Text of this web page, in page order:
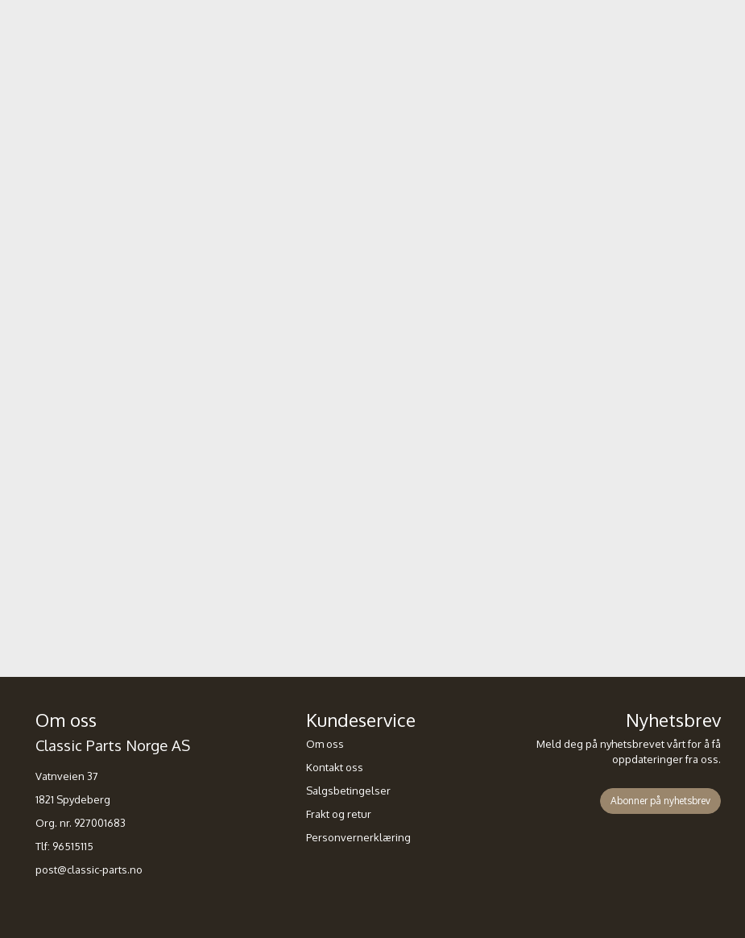
Om oss
Classic Parts Norge AS
Vatnveien 37
1821 Spydeberg
Org. nr. 927001683
Tlf: 96515115
post@classic-parts.no
Kundeservice
Om oss
Kontakt oss
Salgsbetingelser
Frakt og retur
Personvernerklæring
Nyhetsbrev
Meld deg på nyhetsbrevet vårt for å få
oppdateringer fra oss.
Abonner på nyhetsbrev